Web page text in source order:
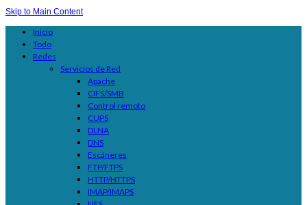
Skip to Main Content
Inicio
Todo
Redes
Servicios de Red
Apache
CIFS/SMB
Control remoto
CUPS
DLNA
DNS
Escáneres
FTP/FTPS
HTTP/HTTPS
IMAP/IMAPS